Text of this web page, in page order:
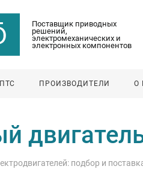
Поставщик приводных
решений,
электромеханических и
электронных компонентов
ПРОИЗВОДИТЕЛИ О
подбор и